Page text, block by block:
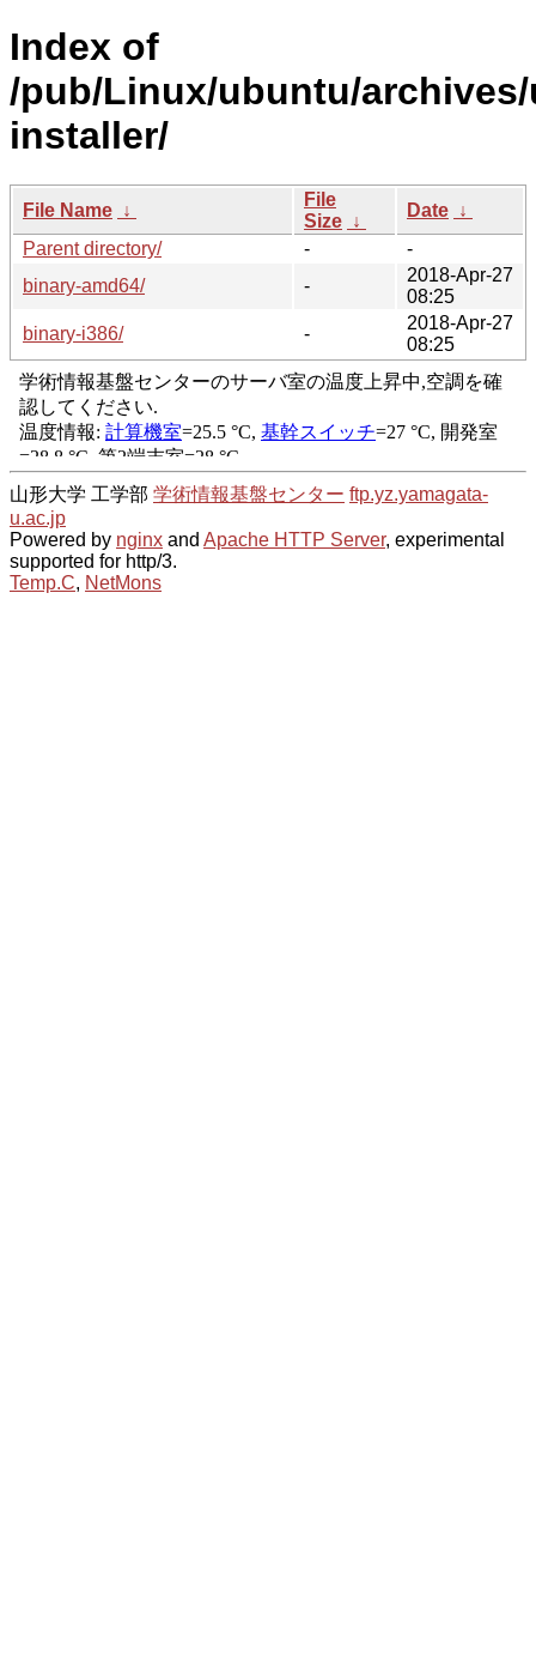
Index of
/pub/Linux/ubuntu/
installer/
File Name ↓
File
Size ↓
Date ↓
Parent directory/
-
-
binary-amd64/
-
2018-Apr-27
08:25
binary-i386/
-
2018-Apr-27
08:25
山形大学 工学部 学術情報基盤センター ftp.yz.yamagata-
u.ac.jp
Powered by nginx and Apache HTTP Server, experimental
supported for http/3.
Temp.C, NetMons